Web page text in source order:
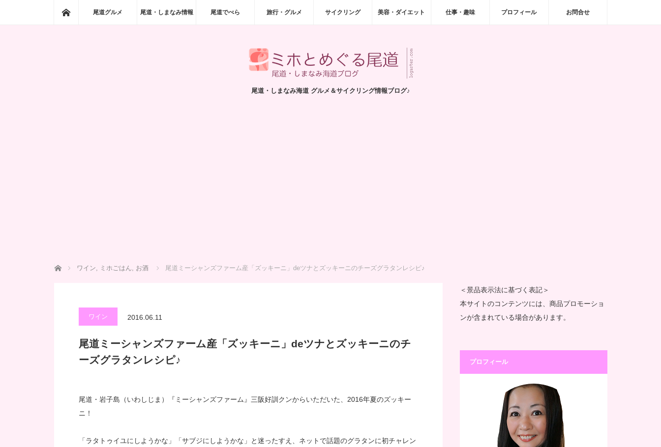
ホーム尾道グルメ 尾道・しまなみ情報 尾道でべら 旅行・グルメ サイクリング 美容・ダイエット 仕事・趣味 プロフィール お問合せ
尾道・しまなみ海道 グルメ＆サイクリング情報ブログ♪
ホーム ワイン, ミホごはん, お酒 尾道ミーシャンズファーム産「ズッキーニ」deツナとズッキーニのチーズグラタンレシピ♪
ワイン 2016.06.11
尾道ミーシャンズファーム産「ズッキーニ」deツナとズッキーニのチ
ーズグラタンレシピ♪
尾道・岩子島（いわしじま）『ミーシャンズファーム』三阪好訓クンからいただいた、2016年夏のズッキー
ニ！
「ラタトゥイユにしようかな」「サブジにしようかな」と迷ったすえ、ネットで話題のグラタンに初チャレン
＜景品表示法に基づく表記＞
本サイトのコンテンツには、商品プロモーショ
ンが含まれている場合があります。
プロフィール